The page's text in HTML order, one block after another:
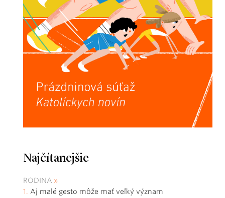
Najčítanejšie
RODINA
Aj malé gesto môže mať veľký význam